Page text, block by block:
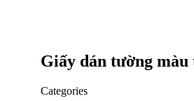
Giấy dán tường màu
Categories